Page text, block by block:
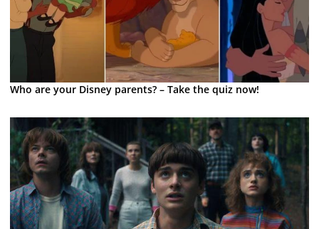
Who are your Disney parents? – Take the quiz now!